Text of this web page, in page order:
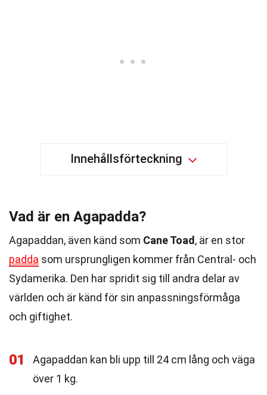
Innehållsförteckning
Vad är en Agapadda?
Agapaddan, även känd som Cane Toad , är en stor
padda som ursprungligen kommer från Central- och
Sydamerika. Den har spridit sig till andra delar av
världen och är känd för sin anpassningsförmåga
och giftighet.
01
Agapaddan kan bli upp till 24 cm lång och väga
över 1 kg.